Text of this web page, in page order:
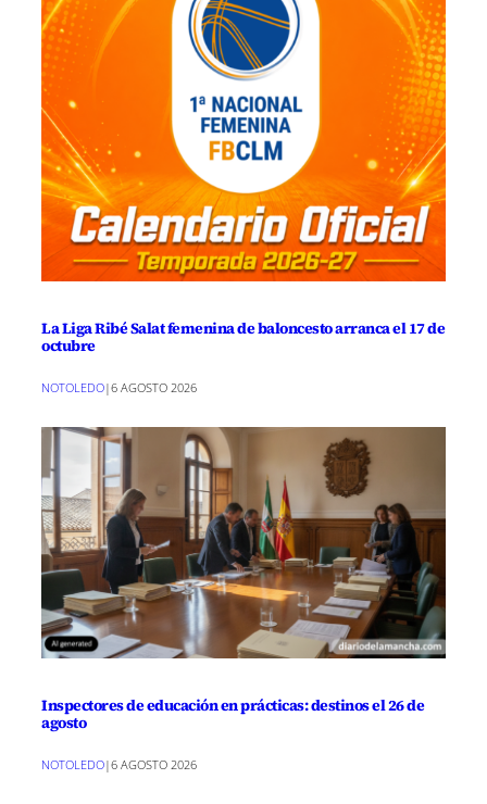
La Liga Ribé Salat femenina de baloncesto arranca el 17 de
octubre
NOTOLEDO|6 AGOSTO 2026
Inspectores de educación en prácticas: destinos el 26 de
agosto
NOTOLEDO|6 AGOSTO 2026